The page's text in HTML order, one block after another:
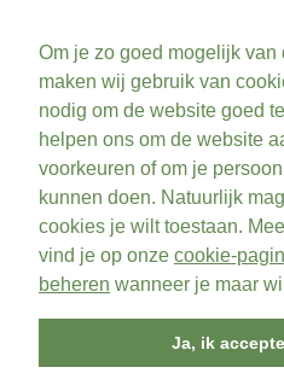
Om je zo goed mogelijk van
maken wij gebruik van
nodig om de website goed
helpen ons om de website
voorkeuren of om je
kunnen doen. Natuurlijk
cookies je wilt toestaan.
vind je op onze cookie-
beheren wanneer je maar
Ja, ik